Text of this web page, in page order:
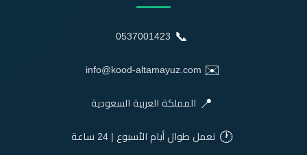
📞
0537001423
✉️
info@kood-altamayuz.com
📍 المملكة العربية السعودية
🕐 نعمل طوال أيام الأسبوع | 24 ساعة